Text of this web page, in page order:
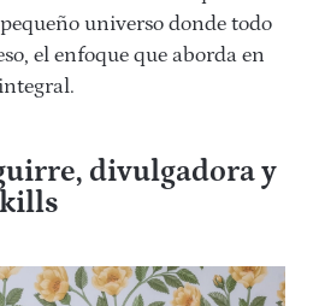
universo donde todo
el enfoque que aborda en
divulgadora y